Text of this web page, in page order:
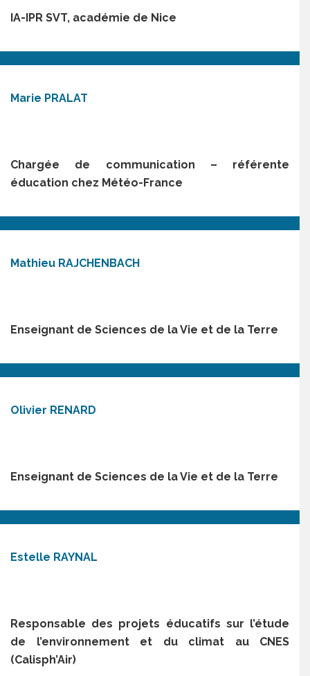
IA-IPR SVT, académie de Nice
Marie PRALAT
Chargée de communication – référente
éducation chez Météo-France
Mathieu RAJCHENBACH
Enseignant de Sciences de la Vie et de la Terre
Olivier RENARD
Enseignant de Sciences de la Vie et de la Terre
Estelle RAYNAL
Responsable des projets éducatifs sur l’étude
de l’environnement et du climat au CNES
(Calisph’Air)